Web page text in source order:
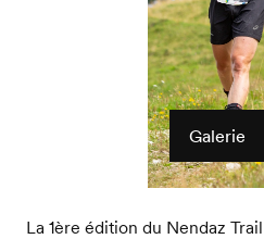
Galerie
La 1ère édition du Nendaz